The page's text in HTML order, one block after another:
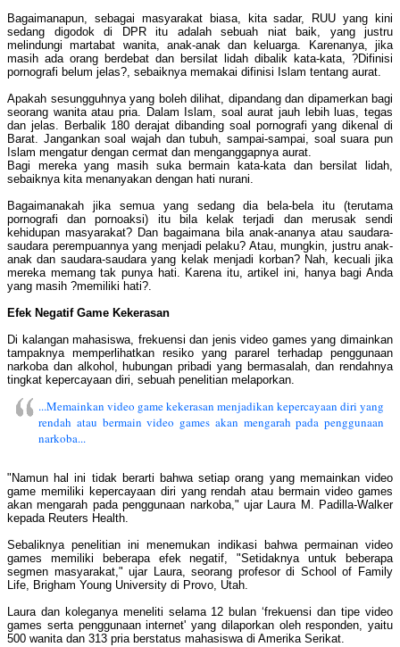
Bagaimanapun, sebagai masyarakat biasa, kita sadar, RUU yang kini
sedang digodok di DPR itu adalah sebuah niat baik, yang justru
melindungi martabat wanita, anak-anak dan keluarga. Karenanya, jika
masih ada orang berdebat dan bersilat lidah dibalik kata-kata, ?Difinisi
pornografi belum jelas?, sebaiknya memakai difinisi Islam tentang aurat.
Apakah sesungguhnya yang boleh dilihat, dipandang dan dipamerkan bagi
seorang wanita atau pria. Dalam Islam, soal aurat jauh lebih luas, tegas
dan jelas. Berbalik 180 derajat dibanding soal pornografi yang dikenal di
Barat. Jangankan soal wajah dan tubuh, sampai-sampai, soal suara pun
Islam mengatur dengan cermat dan menganggapnya aurat.
Bagi mereka yang masih suka bermain kata-kata dan bersilat lidah,
sebaiknya kita menanyakan dengan hati nurani.
Bagaimanakah jika semua yang sedang dia bela-bela itu (terutama
pornografi dan pornoaksi) itu bila kelak terjadi dan merusak sendi
kehidupan masyarakat? Dan bagaimana bila anak-ananya atau saudara-
saudara perempuannya yang menjadi pelaku? Atau, mungkin, justru anak-
anak dan saudara-saudara yang kelak menjadi korban? Nah, kecuali jika
mereka memang tak punya hati. Karena itu, artikel ini, hanya bagi Anda
yang masih ?memiliki hati?.
Efek Negatif Game Kekerasan
Di kalangan mahasiswa, frekuensi dan jenis video games yang dimainkan
tampaknya memperlihatkan resiko yang pararel terhadap penggunaan
narkoba dan alkohol, hubungan pribadi yang bermasalah, dan rendahnya
tingkat kepercayaan diri, sebuah penelitian melaporkan.
...Memainkan video game kekerasan menjadikan kepercayaan diri yang
rendah atau bermain video games akan mengarah pada penggunaan
narkoba...
"Namun hal ini tidak berarti bahwa setiap orang yang memainkan video
game memiliki kepercayaan diri yang rendah atau bermain video games
akan mengarah pada penggunaan narkoba," ujar Laura M. Padilla-Walker
kepada Reuters Health.
Sebaliknya penelitian ini menemukan indikasi bahwa permainan video
games memiliki beberapa efek negatif, "Setidaknya untuk beberapa
segmen masyarakat," ujar Laura, seorang profesor di School of Family
Life, Brigham Young University di Provo, Utah.
Laura dan koleganya meneliti selama 12 bulan ‘frekuensi dan tipe video
games serta penggunaan internet' yang dilaporkan oleh responden, yaitu
500 wanita dan 313 pria berstatus mahasiswa di Amerika Serikat.